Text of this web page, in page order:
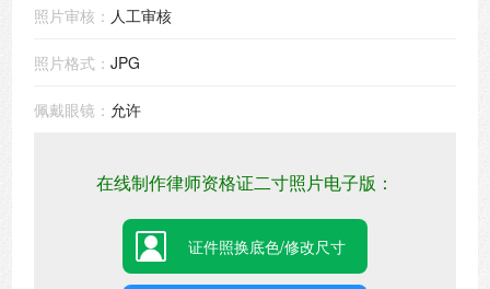
照片审核： 人工审核
照片格式：JPG
佩戴眼镜： 允许
在线制作律师资格证二寸照片电子版：
证件照换底色/修改尺寸